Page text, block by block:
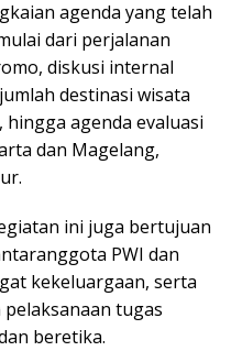
agenda yang telah
dari perjalanan
diskusi internal
destinasi wisata
agenda evaluasi
dan Magelang,
ini juga bertujuan
PWI dan
kekeluargaan, serta
tugas
beretika.